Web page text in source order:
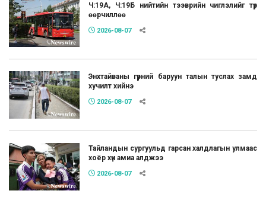
Ч:19А, Ч:19Б нийтийн тээврийн чиглэлийг түр
өөрчиллөө
2026-08-07
Энхтайваны гүүрний баруун талын туслах замд
хучилт хийнэ
2026-08-07
Тайландын сургуульд гарсан халдлагын улмаас
хоёр хүн амиа алджээ
2026-08-07